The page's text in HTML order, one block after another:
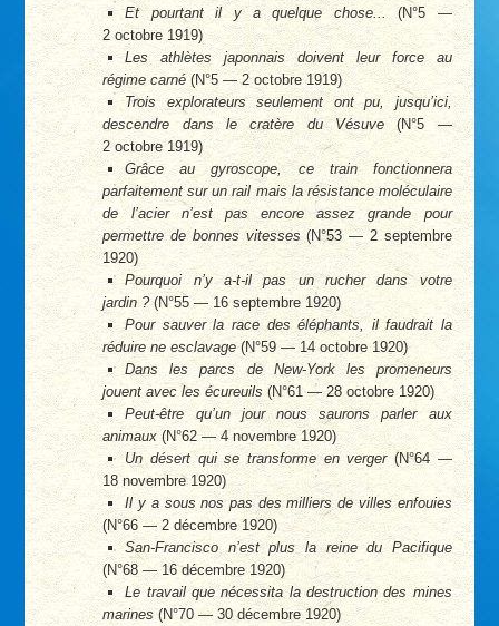
Et pourtant il y a quelque chose...
(N°5 —
2 octobre 1919)
Les athlètes japonnais doivent leur force au
régime carné (N°5 — 2 octobre 1919)
Trois explorateurs seulement ont pu, jusqu’ici,
descendre dans le cratère du Vésuve(N°5 —
2 octobre 1919)
Grâce au gyroscope, ce train fonctionnera
parfaitement sur un rail mais la résistance moléculaire
de l’acier n’est pas encore assez grande pour
permettre de bonnes vitesses (N°53 — 2 septembre
1920)
Pourquoi n’y a-t-il pas un rucher dans votre
jardin ?(N°55 — 16 septembre 1920)
Pour sauver la race des éléphants, il faudrait la
réduire ne esclavage(N°59 — 14 octobre 1920)
Dans les parcs de New-York les promeneurs
jouent avec les écureuils (N°61 — 28 octobre 1920)
Peut-être qu’un jour nous saurons parler aux
animaux(N°62 — 4 novembre 1920)
Un désert qui se transforme en verger(N°64 —
18 novembre 1920)
Il y a sous nos pas des milliers de villes enfouies
(N°66 — 2 décembre 1920)
San-Francisco n’est plus la reine du Pacifique
(N°68 — 16 décembre 1920)
Le travail que nécessita la destruction des mines
marines(N°70 — 30 décembre 1920)